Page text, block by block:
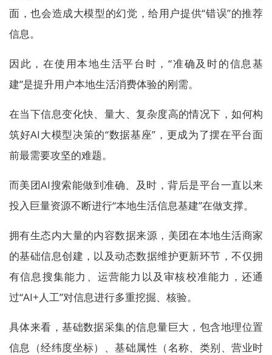
面，也会造成大模型的幻觉，给用户提供“错误”的推荐
信息。
因此，在使用本地生活平台时，“准确及时的信息基
建”是提升用户本地生活消费体验的刚需。
在当下信息变化快、量大、复杂度高的情况下，如何构
筑好AI大模型决策的“数据基座”，更成为了摆在平台面
前最需要攻坚的难题。
而美团AI搜索能做到准确、及时，背后是平台一直以来
投入巨量资源不断进行“本地生活信息基建”在做支撑。
拥有生态内大量的内容数据来源，美团在本地生活商家
的基础信息创建，以及动态数据维护更新环节，不仅拥
有信息搜集能力、运营能力以及审核校准能力，还通
过“AI+人工”对信息进行多重挖掘、核验。
具体来看，基础数据采集的信息量巨大，包含地理位置
信息（经纬度坐标）、基础属性（名称、类别、营业时